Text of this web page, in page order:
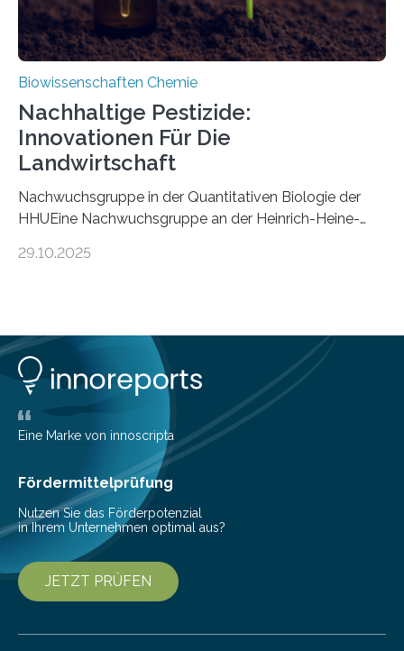
Biowissenschaften Chemie
Nachhaltige Pestizide:
Innovationen Für Die
Landwirtschaft
Nachwuchsgruppe in der Quantitativen Biologie der
HHUEine Nachwuchsgruppe an der Heinrich-Heine-
fünf Jahren erforschen, wie Bakterien auf
Insektenblume. Das Bundesministerium für Forschung,
Technologie und Raumfahrt (BMFTR) fördert das
Projekt im Rahmen der Nationalen
Bioökonomiestrategie mit rund 2,7 Millionen Euro.
Pestizide sind äußerst wichtig, um die globale
Ernährung zu sichern. Ohne sie besteht die weltweite
Gefahr erheblicher…
29.10.2025
Eine Marke von innoscripta
Fördermittelprüfung
Nutzen Sie das Förderpotenzial
in Ihrem Unternehmen optimal aus?
JETZT PRÜFEN